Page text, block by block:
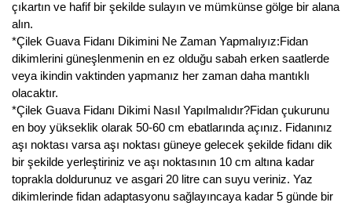
çıkartın ve hafif bir şekilde sulayın ve mümkünse gölge bir alana
alın.
*Çilek Guava Fidanı Dikimini Ne Zaman Yapmalıyız:Fidan
dikimlerini güneşlenmenin en ez olduğu sabah erken saatlerde
veya ikindin vaktinden yapmanız her zaman daha mantıklı
olacaktır.
*Çilek Guava Fidanı Dikimi Nasıl Yapılmalıdır?Fidan çukurunu
en boy yükseklik olarak 50-60 cm ebatlarında açınız. Fidanınız
aşı noktası varsa aşı noktası güneye gelecek şekilde fidanı dik
bir şekilde yerleştiriniz ve aşı noktasının 10 cm altına kadar
toprakla doldurunuz ve asgari 20 litre can suyu veriniz. Yaz
dikimlerinde fidan adaptasyonu sağlayıncaya kadar 5 günde bir